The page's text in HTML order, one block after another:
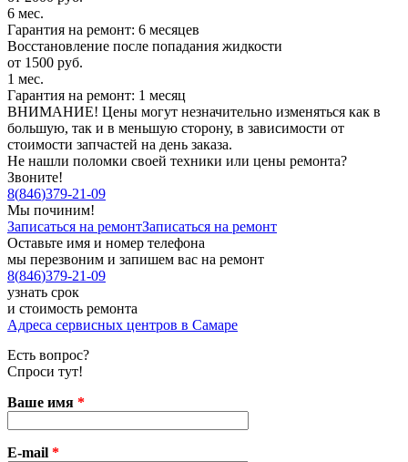
6 мес.
Гарантия на ремонт: 6 месяцев
Восстановление после попадания жидкости
от 1500 руб.
1 мес.
Гарантия на ремонт: 1 месяц
ВНИМАНИЕ! Цены могут незначительно изменяться как в
большую, так и в меньшую сторону, в зависимости от
стоимости запчастей на день заказа.
Не нашли поломки своей техники или цены ремонта?
Звоните!
8(846)379-21-09
Мы починим!
Записаться на ремонтЗаписаться на ремонт
Оставьте имя и номер телефона
мы перезвоним и запишем вас на ремонт
8(846)379-21-09
узнать срок
и стоимость ремонта
Адреса сервисных центров в Самаре
Есть вопрос?
Спроси тут!
Ваше имя *
E-mail *